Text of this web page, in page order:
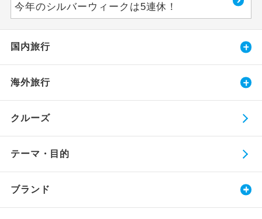
今年のシルバーウィークは5連休！
国内旅行
海外旅行
クルーズ
テーマ・目的
ブランド